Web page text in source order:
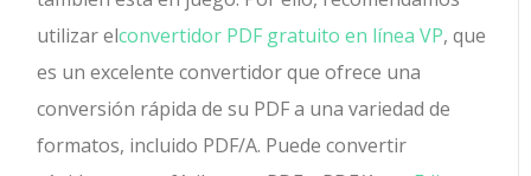
utilizar elconvertidor PDF gratuito en línea VP, que
es un excelente convertidor que ofrece una
conversión rápida de su PDF a una variedad de
formatos, incluido PDF/A. Puede convertir